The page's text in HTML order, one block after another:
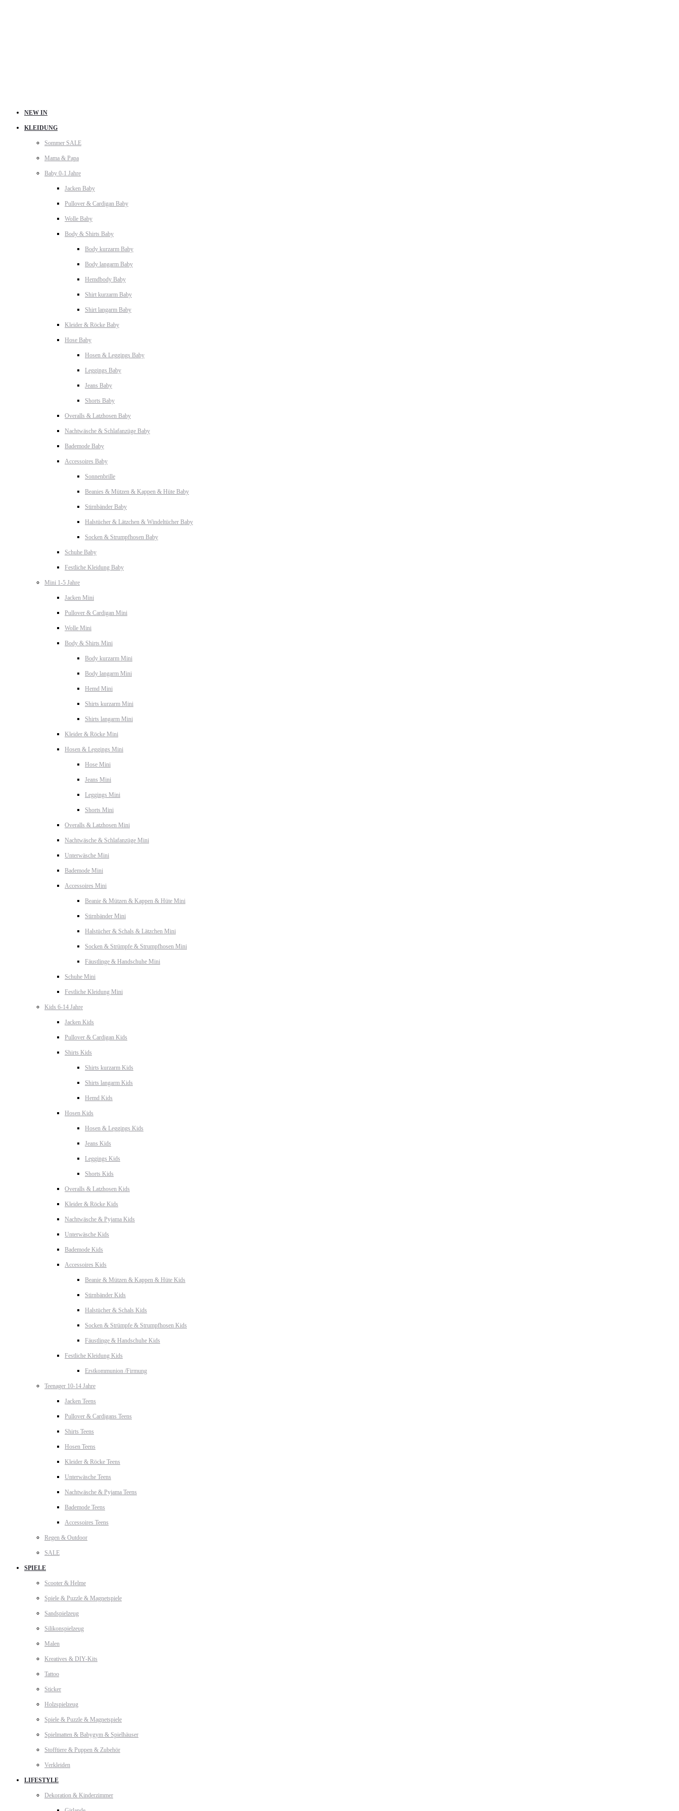
NEW IN
KLEIDUNG
Sommer SALE
Mama & Papa
Baby 0-1 Jahre
Jacken Baby
Pullover & Cardigan Baby
Wolle Baby
Body & Shirts Baby
Body kurzarm Baby
Body langarm Baby
Hemdbody Baby
Shirt kurzarm Baby
Shirt langarm Baby
Kleider & Röcke Baby
Hose Baby
Hosen & Leggings Baby
Leggings Baby
Jeans Baby
Shorts Baby
Overalls & Latzhosen Baby
Nachtwäsche & Schlafanzüge Baby
Bademode Baby
Accessoires Baby
Sonnenbrille
Beanies & Mützen & Kappen & Hüte Baby
Stirnbänder Baby
Halstücher & Lätzchen & Windeltücher Baby
Socken & Strumpfhosen Baby
Schuhe Baby
Festliche Kleidung Baby
Mini 1-5 Jahre
Jacken Mini
Pullover & Cardigan Mini
Wolle Mini
Body & Shirts Mini
Body kurzarm Mini
Body langarm Mini
Hemd Mini
Shirts kurzarm Mini
Shirts langarm Mini
Kleider & Röcke Mini
Hosen & Leggings Mini
Hose Mini
Jeans Mini
Leggings Mini
Shorts Mini
Overalls & Latzhosen Mini
Nachtwäsche & Schlafanzüge Mini
Unterwäsche Mini
Bademode Mini
Accessoires Mini
Beanie & Mützen & Kappen & Hüte Mini
Stirnbänder Mini
Halstücher & Schals & Lätzchen Mini
Socken & Strümpfe & Strumpfhosen Mini
Fäustlinge & Handschuhe Mini
Schuhe Mini
Festliche Kleidung Mini
Kids 6-14 Jahre
Jacken Kids
Pullover & Cardigan Kids
Shirts Kids
Shirts kurzarm Kids
Shirts langarm Kids
Hemd Kids
Hosen Kids
Hosen & Leggings Kids
Jeans Kids
Leggings Kids
Shorts Kids
Overalls & Latzhosen Kids
Kleider & Röcke Kids
Nachtwäsche & Pyjama Kids
Unterwäsche Kids
Bademode Kids
Accessoires Kids
Beanie & Mützen & Kappen & Hüte Kids
Stirnbänder Kids
Halstücher & Schals Kids
Socken & Strümpfe & Strumpfhosen Kids
Fäustlinge & Handschuhe Kids
Festliche Kleidung Kids
Erstkommunion /Firmung
Teenager 10-14 Jahre
Jacken Teens
Pullover & Cardigans Teens
Shirts Teens
Hosen Teens
Kleider & Röcke Teens
Unterwäsche Teens
Nachtwäsche & Pyjama Teens
Bademode Teens
Accessoires Teens
Regen & Outdoor
SALE
SPIELE
Scooter & Helme
Spiele & Puzzle & Magnetspiele
Sandspielzeug
Silikonspielzeug
Malen
Kreatives & DIY-Kits
Tattoo
Sticker
Holzspielzeug
Spiele & Puzzle & Magnetspiele
Spielmatten & Babygym & Spielhäuser
Stofftiere & Puppen & Zubehör
Verkleiden
LIFESTYLE
Dekoration & Kinderzimmer